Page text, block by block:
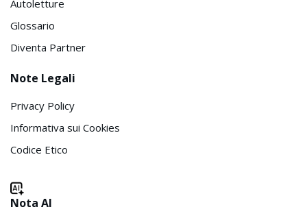
Autoletture
Glossario
Diventa Partner
Note Legali
Privacy Policy
Informativa sui Cookies
Codice Etico
Nota AI